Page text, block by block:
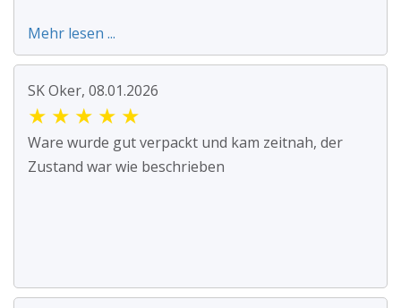
Mehr lesen ...
SK Oker, 08.01.2026
★ ★ ★ ★ ★
Ware wurde gut verpackt und kam zeitnah, der
Zustand war wie beschrieben